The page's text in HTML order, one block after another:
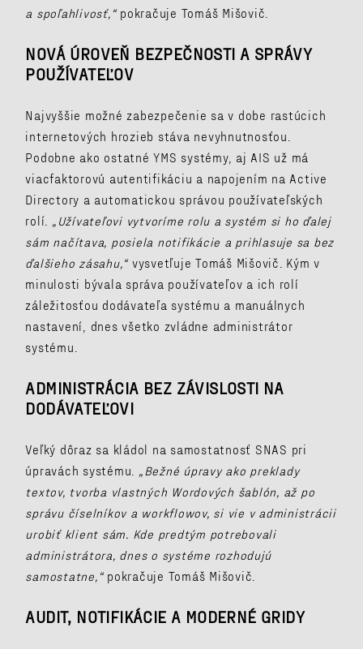
a spoľahlivosť,“pokračuje Tomáš Mišovič.
NOVÁ ÚROVEŇ BEZPEČNOSTI A SPRÁVY
POUŽÍVATEĽOV
Najvyššie možné zabezpečenie sa v dobe rastúcich
internetových hrozieb stáva nevyhnutnosťou.
Podobne ako ostatné YMS systémy, aj AIS už má
viacfaktorovú autentifikáciu a napojením na Active
Directory a automatickou správou používateľských
rolí. „Užívateľovi vytvoríme rolu a systém si ho ďalej
sám načítava, posiela notifikácie a prihlasuje sa bez
ďalšieho zásahu,“vysvetľuje Tomáš Mišovič. Kým v
minulosti bývala správa používateľov a ich rolí
záležitosťou dodávateľa systému a manuálnych
nastavení, dnes všetko zvládne administrátor
systému.
ADMINISTRÁCIA BEZ ZÁVISLOSTI NA
DODÁVATEĽOVI
Veľký dôraz sa kládol na samostatnosť SNAS pri
úpravách systému. „Bežné úpravy ako preklady
textov, tvorba vlastných Wordových šablón, až po
správu číselníkov a workflowov, si vie v administrácii
urobiť klient sám. Kde predtým potrebovali
administrátora, dnes o systéme rozhodujú
samostatne,“pokračuje Tomáš Mišovič.
AUDIT, NOTIFIKÁCIE A MODERNÉ GRIDY